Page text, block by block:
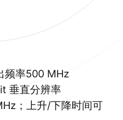
频率500 MHz
垂直分辨率
；上升/下降时间可